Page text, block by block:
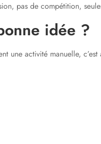
pas de compétition,
idée ?
une activité manuelle,